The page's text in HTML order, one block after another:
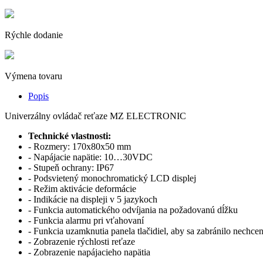
Rýchle dodanie
Výmena tovaru
Popis
Univerzálny ovládač reťaze MZ ELECTRONIC
Technické vlastnosti:
- Rozmery: 170x80x50 mm
- Napájacie napätie: 10…30VDC
- Stupeň ochrany: IP67
- Podsvietený monochromatický LCD displej
- Režim aktivácie deformácie
- Indikácie na displeji v 5 jazykoch
- Funkcia automatického odvíjania na požadovanú dĺžku
- Funkcia alarmu pri vťahovaní
- Funkcia uzamknutia panela tlačidiel, aby sa zabránilo
- Zobrazenie rýchlosti reťaze
- Zobrazenie napájacieho napätia